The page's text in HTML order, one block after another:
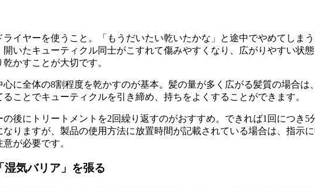
イヤーを使うこと。「もうだいたい乾いたかな」と途中でやめてしま
いたキューティクル同士がこすれて傷みやすくなり、広がりやすい状
かすことが大切です。
心に全体の8割程度を乾かすのが基本。髪の量が多く広がる髪質の場合
ことでキューティクルを引き締め、持ちをよくすることができます。
後にトリートメントを2回繰り返すのがおすすめ。できれば1回につき
りますが、製品の使用方法に放置時間が記載されている場合は、指示
が必要です。
気バリア」を張る